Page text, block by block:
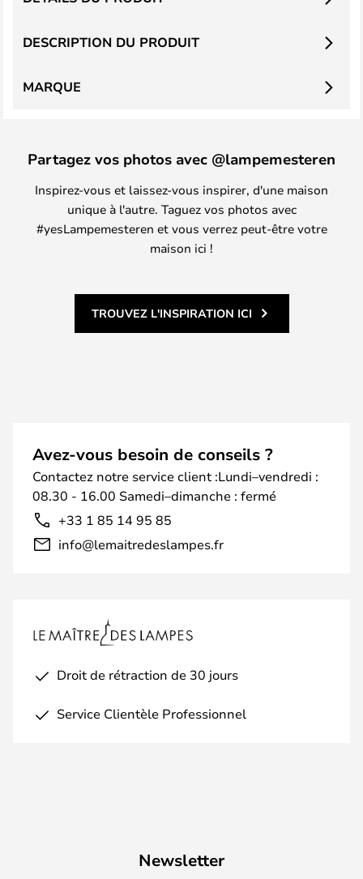
DESCRIPTION DU PRODUIT
MARQUE
Partagez vos photos avec @lampemesteren
Inspirez-vous et laissez-vous inspirer, d'une maison
unique à l'autre. Taguez vos photos avec
#yesLampemesteren et vous verrez peut-être votre
maison ici !
TROUVEZ L'INSPIRATION ICI
Avez-vous besoin de conseils ?
Contactez notre service client :Lundi–vendredi :
08.30 - 16.00 Samedi–dimanche : fermé
+33 1 85 14 95 85
info@lemaitredeslampes.fr
Droit de rétraction de 30 jours
Service Clientèle Professionnel
Newsletter